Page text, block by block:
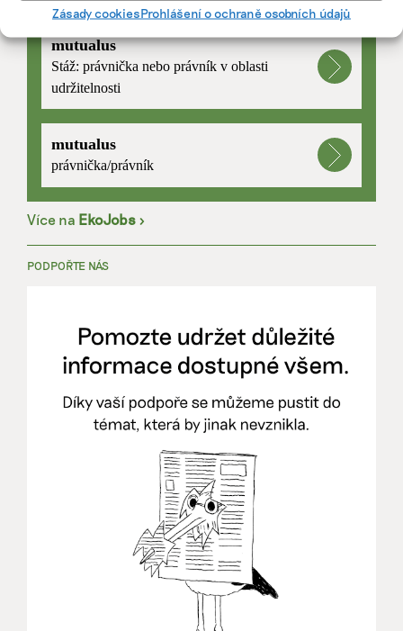
Zásady cookiesProhlášení o ochraně osobních údajů
mutualus
Stáž: právnička nebo právník v oblasti
udržitelnosti
mutualus
právnička/právník
Více na EkoJobs >
PODPOŘTE NÁS